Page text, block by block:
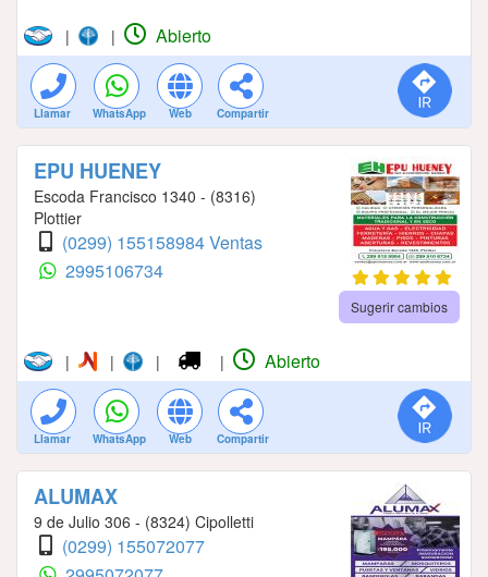
| | Abierto
Llamar WhatsApp Web Compartir
EPU HUENEY
Escoda Francisco 1340 - (8316)
Plottier
(0299) 155158984 Ventas
2995106734
Sugerir cambios
| | | | Abierto
Llamar WhatsApp Web Compartir
ALUMAX
9 de Julio 306 - (8324) Cipolletti
(0299) 155072077